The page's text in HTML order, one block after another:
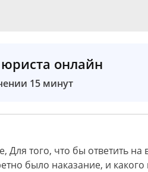
онлайн
15 минут
Для того, что бы ответить
было наказание, и какого